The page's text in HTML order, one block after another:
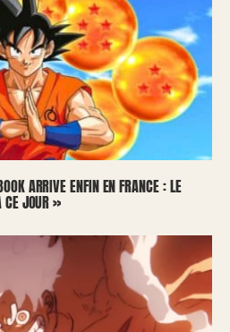
ARRIVE ENFIN EN FRANCE : LE
CE JOUR »